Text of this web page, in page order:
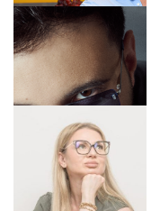
Forbes-sztori
Content Lab HUB
Forbes-sztori